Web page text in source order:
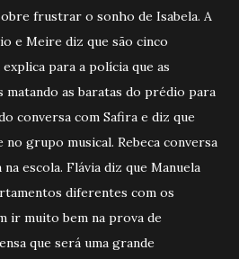
frustrar o sonho de Isabela. A
e Meire diz que são cinco
para a polícia que as
matando as baratas do prédio para
conversa com Safira e diz que
no grupo musical. Rebeca conversa
escola. Flávia diz que Manuela
diferentes com os
ir muito bem na prova de
que será uma grande